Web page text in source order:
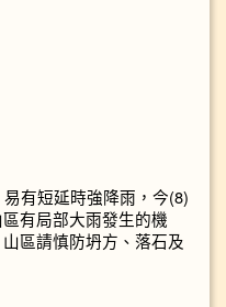
有短延時強降雨，今(8)
有局部大雨發生的機
區請慎防坍方、落石及